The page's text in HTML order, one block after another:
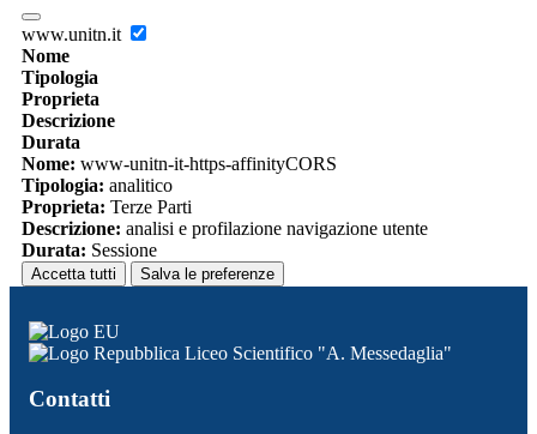
www.unitn.it
Nome
Tipologia
Proprieta
Descrizione
Durata
Nome: www-unitn-it-https-affinityCORS
Tipologia: analitico
Proprieta: Terze Parti
Descrizione: analisi e profilazione navigazione utente
Durata: Sessione
Accetta tutti Salva le preferenze
Liceo Scientifico "A. Messedaglia"
Contatti